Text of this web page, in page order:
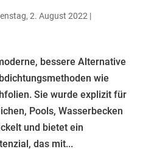
2. August 2022 |
bessere Alternative
wie
Sie wurde explizit für
Pools, Wasserbecken
und bietet ein
das mit...